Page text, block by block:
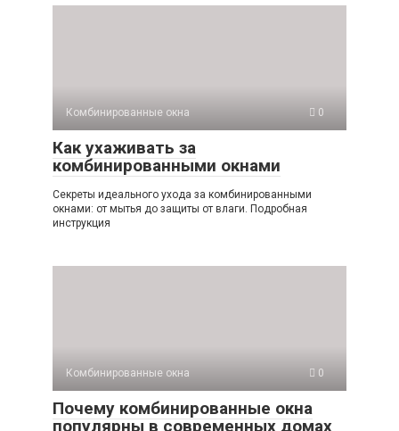
Комбинированные окна 0
Как ухаживать за
комбинированными окнами
Секреты идеального ухода за комбинированными
окнами: от мытья до защиты от влаги. Подробная
инструкция
Комбинированные окна 0
Почему комбинированные окна
популярны в современных домах